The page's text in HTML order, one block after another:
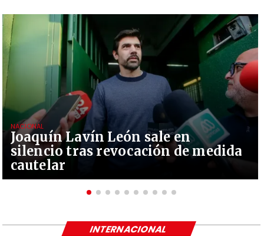
Joaquín Lavín León sale en
silencio tras revocación de medida
cautelar
NACIONAL
INTERNACIONAL